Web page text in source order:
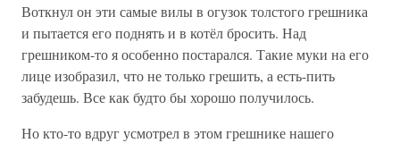
Воткнул он эти самые вилы в огузок толстого грешника
и пытается его поднять и в котёл бросить. Над
грешником-то я особенно постарался. Такие муки на его
лице изобразил, что не только грешить, а есть-пить
забудешь. Все как будто бы хорошо получилось.
Но кто-то вдруг усмотрел в этом грешнике нашего